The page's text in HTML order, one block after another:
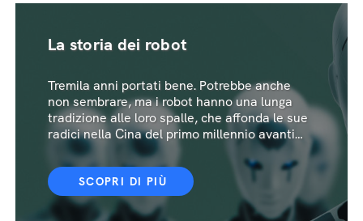
La storia dei robot
Tremila anni portati bene. Potrebbe anche
non sembrare, ma i robot hanno una lunga
tradizione alle loro spalle, che affonda le sue
radici nella Cina del primo millennio avanti
Cristo
SCOPRI DI PIÙ